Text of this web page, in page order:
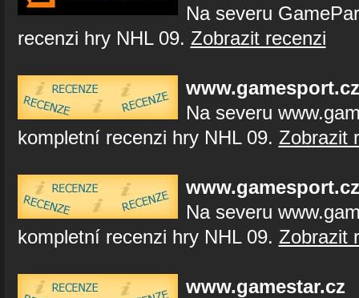
Na severu
recenzi hry NHL 09. Zobrazit recenzi
www.gamesport.cz
Na severu
kompletní recenzi hry NHL 09. Zobrazit
www.gamesport.cz
Na severu
kompletní recenzi hry NHL 09. Zobrazit
www.gamestar.cz